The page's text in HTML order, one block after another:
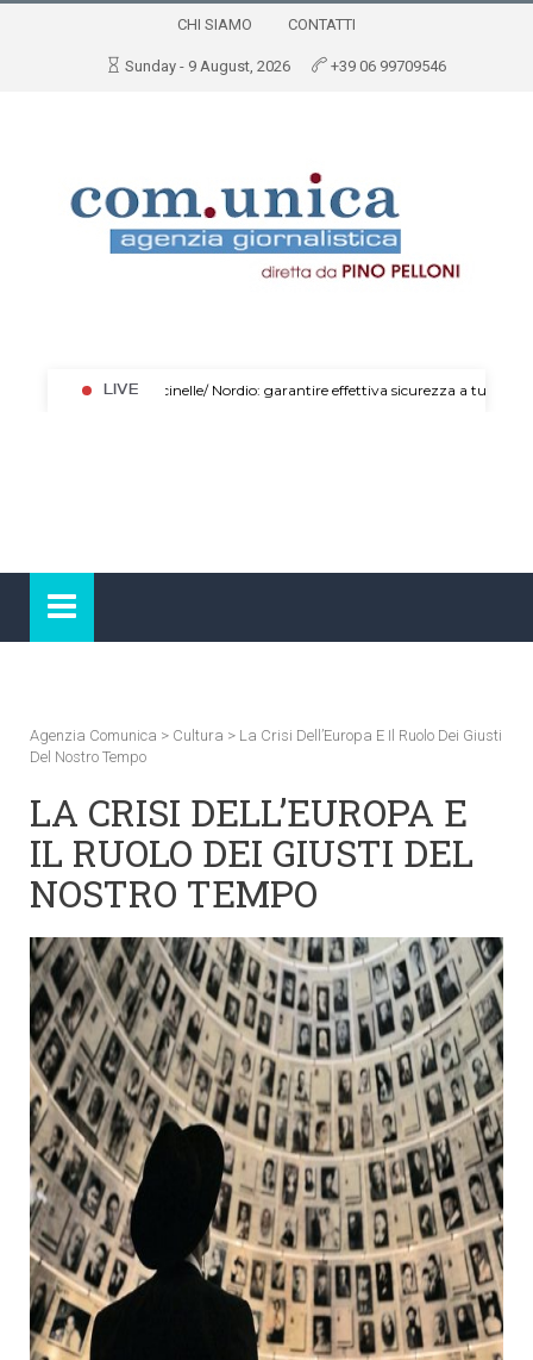
CHI SIAMO CONTATTI
Sunday - 9 August, 2026 +39 06 99709546
Agenzia Comunica > Cultura > La Crisi Dell’Europa E Il Ruolo Dei Giusti
Del Nostro Tempo
LA CRISI DELL’EUROPA E
IL RUOLO DEI GIUSTI DEL
NOSTRO TEMPO